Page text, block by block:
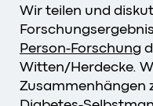
Wir teilen und
Person-Forschung
Witten/Herdecke.
Zusammenhängen